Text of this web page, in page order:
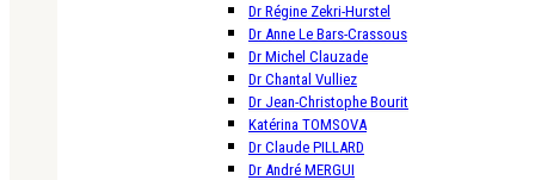
Dr Régine Zekri-Hurstel
Dr Anne Le Bars-Crassous
Dr Michel Clauzade
Dr Chantal Vulliez
Dr Jean-Christophe Bourit
Katérina TOMSOVA
Dr Claude PILLARD
Dr André MERGUI